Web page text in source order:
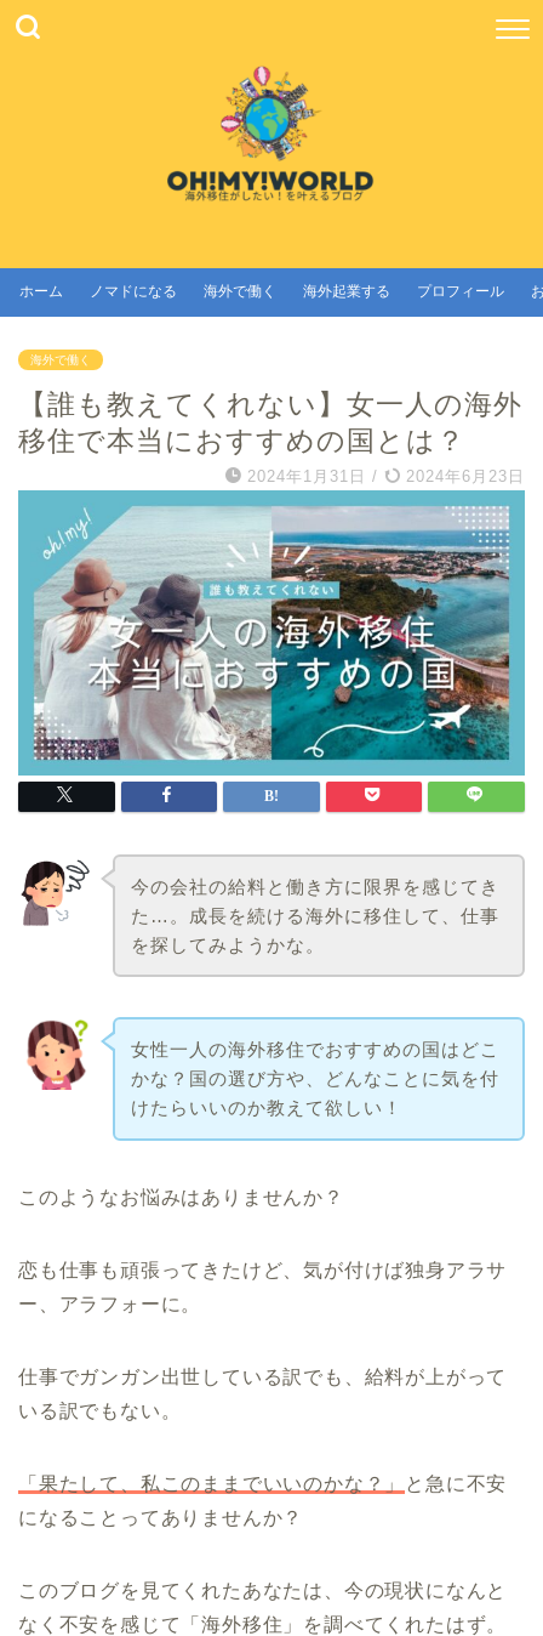
ホーム ノマドになる 海外で働く 海外起業する プロフィール
海外で働く
【誰も教えてくれない】女一人の海外
移住で本当におすすめの国とは？
2024年1月31日 / 2024年6月23日
今の会社の給料と働き方に限界を感じてき
た…。成長を続ける海外に移住して、仕事
を探してみようかな。
女性一人の海外移住でおすすめの国はどこ
かな？国の選び方や、どんなことに気を付
けたらいいのか教えて欲しい！
このようなお悩みはありませんか？
恋も仕事も頑張ってきたけど、気が付けば独身アラサ
ー、アラフォーに。
仕事でガンガン出世している訳でも、給料が上がって
いる訳でもない。
「果たして、私このままでいいのかな？」
と急に不安
になることってありませんか？
このブログを見てくれたあなたは、今の現状になんと
なく不安を感じて「海外移住」を調べてくれたはず。